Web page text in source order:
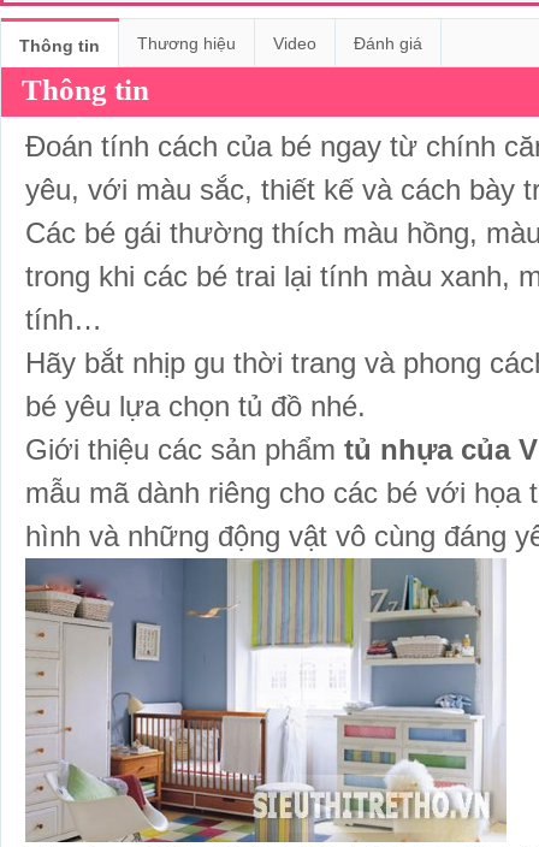
Thông tin Thương hiệu Video Đánh giá
Thông tin
Đoán tính cách của bé ngay từ chính
yêu, với màu sắc, thiết kế và cách bày
Các bé gái thường thích màu hồng,
trong khi các bé trai lại tính màu xanh,
tính…
Hãy bắt nhịp gu thời trang và phong
bé yêu lựa chọn tủ đồ nhé.
Giới thiệu các sản phẩm tủ nhựa của
mẫu mã dành riêng cho các bé với họa
hình và những động vật vô cùng đáng